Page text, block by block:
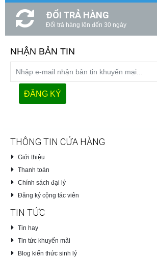
ĐỔI TRẢ HÀNG
Đổi trả hàng lên đến 30 ngày
NHẬN BẢN TIN
THÔNG TIN CỬA HÀNG
Giới thiệu
Thanh toán
Chính sách đại lý
Đăng ký cộng tác viên
TIN TỨC
Tin hay
Tin tức khuyến mãi
Blog kiến thức sinh lý